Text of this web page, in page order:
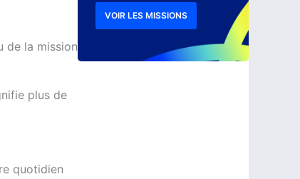
de la mission
plus de
quotidien
VOIR LES MISSIONS